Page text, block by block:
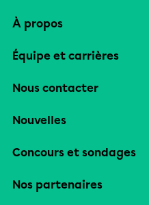
À propos
Équipe et carrières
Nous contacter
Nouvelles
Concours et sondages
Nos partenaires